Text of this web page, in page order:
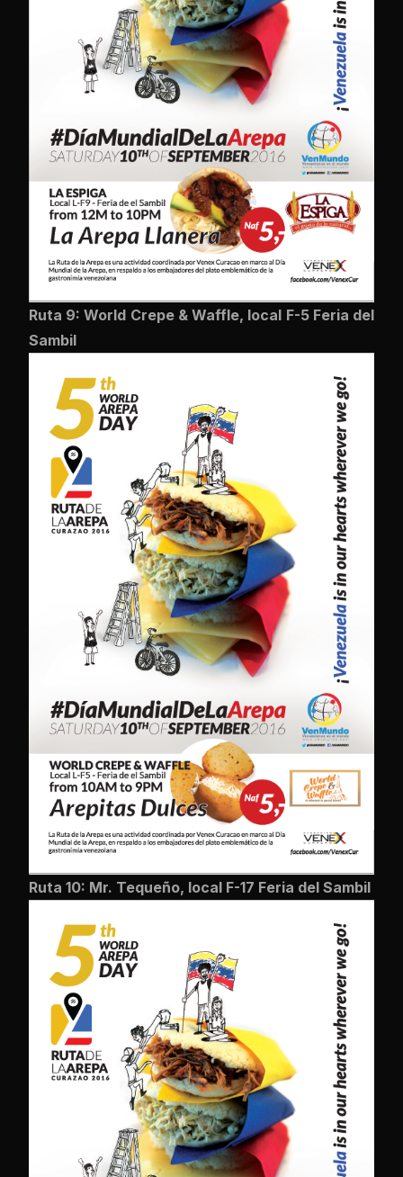
Ruta 9: World Crepe & Waffle, local F-5 Feria del
Sambil
Ruta 10: Mr. Tequeño, local F-17 Feria del Sambil